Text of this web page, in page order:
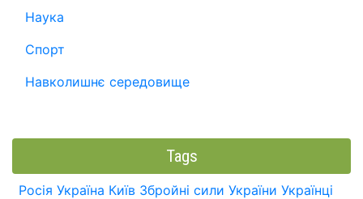
Наука
Спорт
Навколишнє середовище
Tags
Росія Україна Київ Збройні сили України Українці